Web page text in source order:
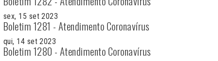
sex, 15 set 2023
Boletim 1281 - Atendimento Coronavírus
qui, 14 set 2023
Boletim 1280 - Atendimento Coronavírus